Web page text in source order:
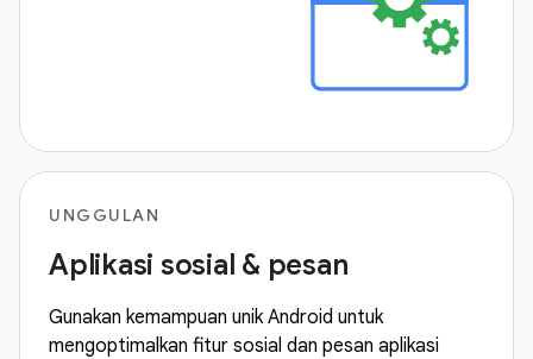
UNGGULAN
Aplikasi sosial & pesan
Gunakan kemampuan unik Android untuk
mengoptimalkan fitur sosial dan pesan aplikasi